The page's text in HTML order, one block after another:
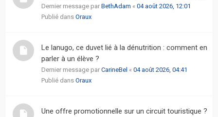
Dernier message par BethAdam « 04 août 2026, 12:01
Publié dans Oraux
Le lanugo, ce duvet lié à la dénutrition : comment en
parler à un élève ?
Dernier message par CarineBel « 04 août 2026, 04:41
Publié dans Oraux
Une offre promotionnelle sur un circuit touristique ?